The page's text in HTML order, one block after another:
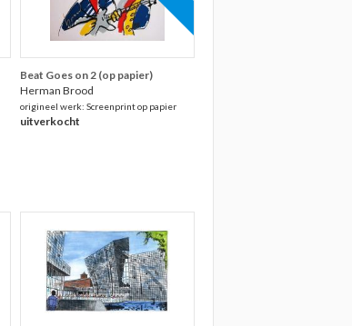
Beat Goes on 2 (op papier)
Herman Brood
origineel werk: Screenprint op papier
uitverkocht